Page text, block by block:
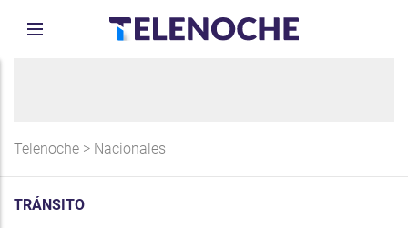
Telenoche > Nacionales
TRÁNSITO